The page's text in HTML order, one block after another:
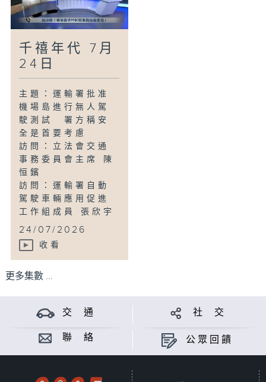
千禧年代 7月
24日
主題：運輸署批准
機場島進行無人駕
駛測試 署方稱安
全是首要考慮
訪問：立法會交通
事務委員會主席 陳
恒鑌
訪問：運輸署自動
駕駛車輛應用促進
工作組成員 張欣宇
...
24/07/2026
收看
更多集數 ...
交 通 社 交
聯 絡 公眾回饋